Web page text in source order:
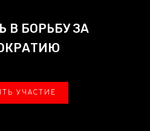
В БОРЬБУ ЗА
УЧАСТИЕ